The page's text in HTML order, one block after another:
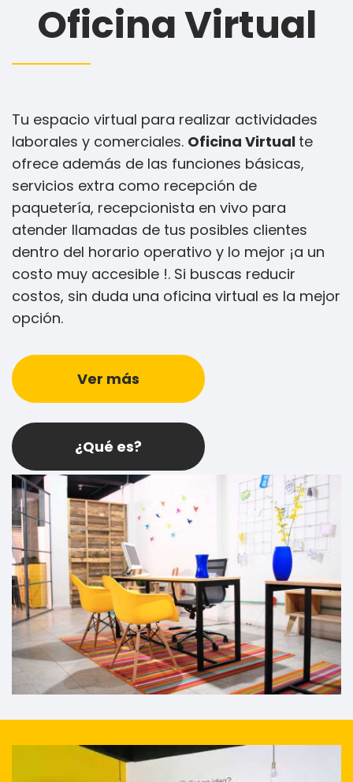
Oficina Virtual
Tu espacio virtual para realizar actividades
laborales y comerciales. Oficina Virtual te
ofrece además de las funciones básicas,
servicios extra como recepción de
paquetería, recepcionista en vivo para
atender llamadas de tus posibles clientes
dentro del horario operativo y lo mejor ¡a un
costo muy accesible !. Si buscas reducir
costos, sin duda una oficina virtual es la mejor
opción.
Ver más
¿Qué es?